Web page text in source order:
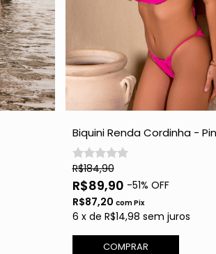
Biquini Renda Cordinha -
modelagem busto menor
R$184,90
R$89,90 -51% OFF
R$87,20 comPix
6 x de R$14,98 sem juros
COMPRAR